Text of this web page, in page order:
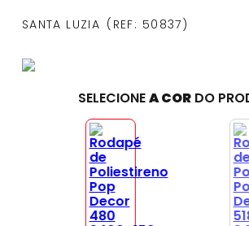
SANTA LUZIA REF: 50837
SELECIONEA COR DO